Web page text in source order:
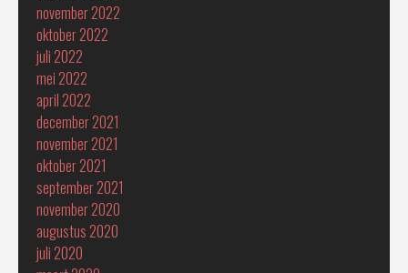
november 2022
oktober 2022
juli 2022
mei 2022
april 2022
december 2021
november 2021
oktober 2021
september 2021
november 2020
augustus 2020
juli 2020